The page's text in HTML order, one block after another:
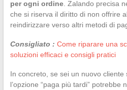
per ogni ordine. Zalando precisa
che si riserva il diritto di non offrire
reindirizzare verso altri metodi di
Consigliato : Come riparare una
soluzioni efficaci e consigli pratici
In concreto, se sei un nuovo cliente
l’opzione “paga più tardi”